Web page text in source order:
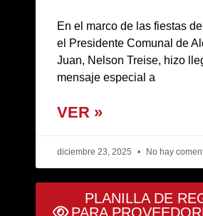
En el marco de las fiestas
el Presidente Comunal de
Juan, Nelson Treise, hizo
mensaje especial a
VER »
diciembre 23, 2025 No hay
PLANILLA DE
PARA